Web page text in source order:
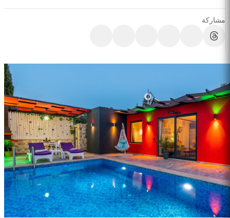
مشاركة